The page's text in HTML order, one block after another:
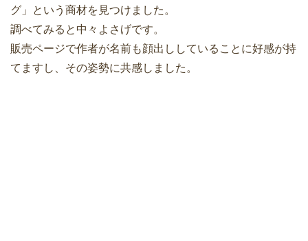
グ」という商材を見つけました。
調べてみると中々よさげです。
販売ページで作者が名前も顔出ししていることに好感が持
てますし、その姿勢に共感しました。